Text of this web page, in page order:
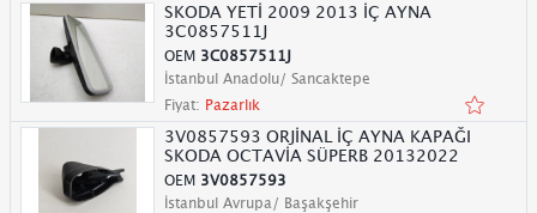
SKODA YETİ 2009 2013 İÇ AYNA
3C0857511J
OEM 3C0857511J
İstanbul Anadolu/ Sancaktepe
Fiyat: Pazarlık
3V0857593 ORJİNAL İÇ AYNA KAPAĞI
SKODA OCTAVİA SÜPERB 20132022
OEM 3V0857593
İstanbul Avrupa/ Başakşehir